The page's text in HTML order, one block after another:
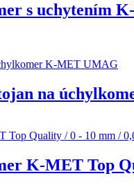
s uchytením
na
K-MET Top